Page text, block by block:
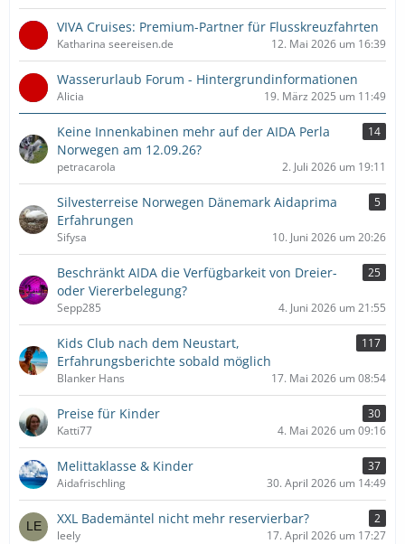
VIVA Cruises: Premium-Partner für Flusskreuzfahrten
Katharina seereisen.de 12. Mai 2026 um 16:39
Wasserurlaub Forum - Hintergrundinformationen
Alicia 19. März 2025 um 11:49
Keine Innenkabinen mehr auf der AIDA Perla
Norwegen am 12.09.26?
14
petracarola 2. Juli 2026 um 19:11
Silvesterreise Norwegen Dänemark Aidaprima
Erfahrungen
5
Sifysa 10. Juni 2026 um 20:26
Beschränkt AIDA die Verfügbarkeit von Dreier-
oder Viererbelegung?
25
Sepp285 4. Juni 2026 um 21:55
Kids Club nach dem Neustart,
Erfahrungsberichte sobald möglich
117
Blanker Hans 17. Mai 2026 um 08:54
Preise für Kinder
30
Katti77
4. Mai 2026 um 09:16
Melittaklasse & Kinder
37
Aidafrischling
30. April 2026 um 14:49
XXL Bademäntel nicht mehr reservierbar?
2
leely
17. April 2026 um 17:27